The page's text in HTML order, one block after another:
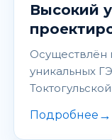
Высокий
Осуществлён
уникальных
Подробнее →